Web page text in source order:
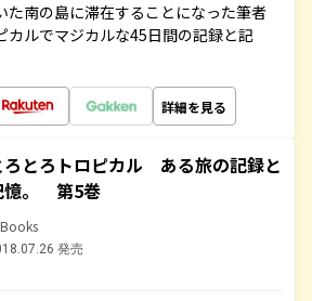
た南の島に滞在することになった筆者
カルでマジカルな45日間の記録と記
詳細を見る
ろとろトロピカル ある旅の記録と
憶。 第5巻
発売